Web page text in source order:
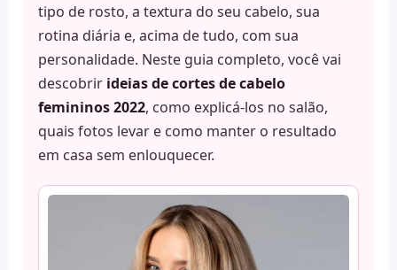
tipo de rosto, a textura do seu cabelo, sua
rotina diária e, acima de tudo, com sua
personalidade. Neste guia completo, você vai
descobrir ideias de cortes de cabelo
femininos 2022, como explicá-los no salão,
quais fotos levar e como manter o resultado
em casa sem enlouquecer.